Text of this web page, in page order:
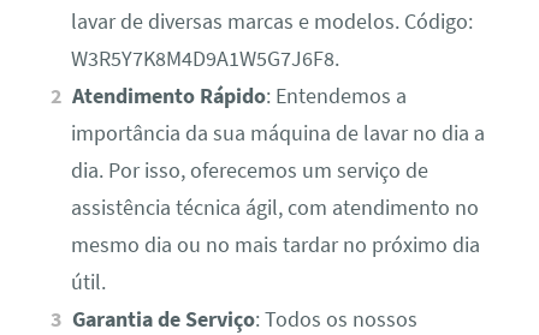
lavar de diversas marcas e modelos. Código:
W3R5Y7K8M4D9A1W5G7J6F8.
Atendimento Rápido: Entendemos a
importância da sua máquina de lavar no dia a
dia. Por isso, oferecemos um serviço de
assistência técnica ágil, com atendimento no
mesmo dia ou no mais tardar no próximo dia
útil.
Garantia de Serviço: Todos os nossos